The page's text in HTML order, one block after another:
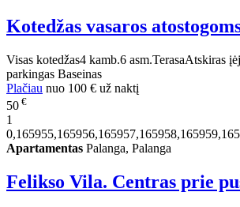
Kotedžas vasaros
Visas kotedžas4 kamb.6 asm.TerasaAtskiras
parkingas Baseinas
Plačiau nuo 100 € už naktį
50 €
1
Apartamentas Palanga, Palanga
Felikso Vila. Centras prie